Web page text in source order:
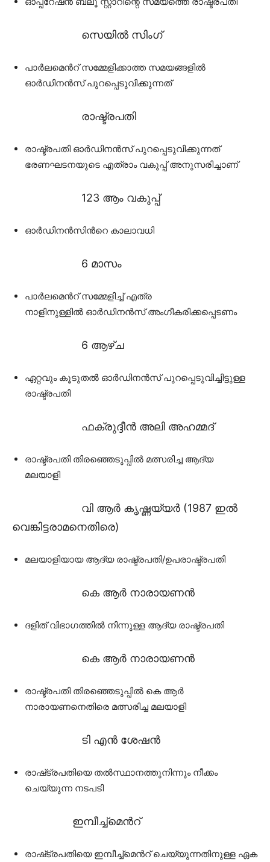
സെയിൽ സിംഗ്
പാർലമെൻറ് സമ്മേളിക്കാത്ത സമയങ്ങളിൽ
ഓർഡിനൻസ് പുറപ്പെടുവിക്കുന്നത്
രാഷ്ട്രപതി
രാഷ്ട്രപതി ഓർഡിനൻസ് പുറപ്പെടുവിക്കുന്നത്
ഭരണഘടനയുടെ എത്രാം വകുപ്പ് അനുസരിച്ചാണ്
123 ആം വകുപ്പ്
ഓർഡിനൻസിൻറെ കാലാവധി
6 മാസം
പാർലമെൻറ് സമ്മേളിച്ച് എത്ര
നാളിനുള്ളിൽ ഓർഡിനൻസ് അംഗീകരിക്കപ്പെടണം
6 ആഴ്‍ച
ഏറ്റവും കൂടുതൽ ഓർഡിനൻസ് പുറപ്പെടുവിച്ചിട്ടുള്ള
രാഷ്ട്രപതി
ഫക്രുദ്ദീൻ അലി അഹമ്മദ്
രാഷ്ട്രപതി തിരഞ്ഞെടുപ്പിൽ മത്സരിച്ച ആദ്യ
മലയാളി
വി ആർ കൃഷ്ണയ്യർ (1987 ഇൽ
വെങ്കിട്ടരാമനെതിരെ)
മലയാളിയായ ആദ്യ രാഷ്ട്രപതി/ഉപരാഷ്ട്രപതി
കെ ആർ നാരായണൻ
ദളിത് വിഭാഗത്തിൽ നിന്നുള്ള ആദ്യ രാഷ്ട്രപതി
കെ ആർ നാരായണൻ
രാഷ്ട്രപതി തിരഞ്ഞെടുപ്പിൽ കെ ആർ
നാരായണനെതിരെ മത്സരിച്ച മലയാളി
ടി എൻ ശേഷൻ
രാഷ്‌ട്രപതിയെ തൽസ്ഥാനത്തുനിന്നും നീക്കം
ചെയ്യുന്ന നടപടി
ഇമ്പീച്ച്മെൻറ്
രാഷ്‌ട്രപതിയെ ഇമ്പീച്ച്മെൻറ് ചെയ്യുന്നതിനുള്ള ഏക